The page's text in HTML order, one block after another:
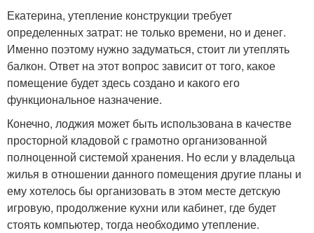
Екатерина, утепление конструкции требует
определенных затрат: не только времени, но и денег.
Именно поэтому нужно задуматься, стоит ли утеплять
балкон. Ответ на этот вопрос зависит от того, какое
помещение будет здесь создано и какого его
функциональное назначение.
Конечно, лоджия может быть использована в качестве
просторной кладовой с грамотно организованной
полноценной системой хранения. Но если у владельца
жилья в отношении данного помещения другие планы и
ему хотелось бы организовать в этом месте детскую
игровую, продолжение кухни или кабинет, где будет
стоять компьютер, тогда необходимо утепление.